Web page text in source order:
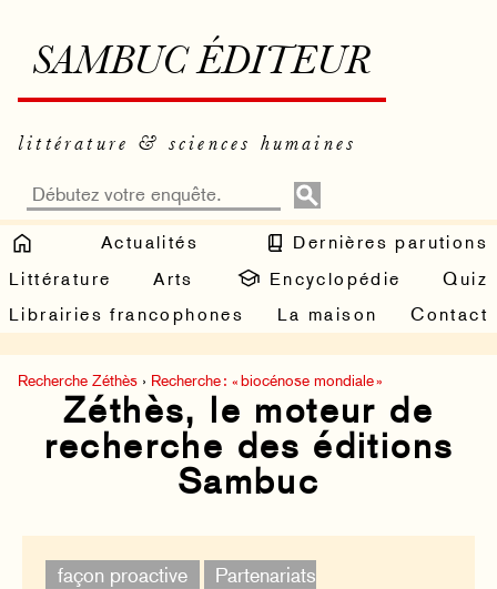
SAMBUC ÉDITEUR
littérature & sciences humaines
Actualités
Dernières parutions
Littérature
Arts Encyclopédie
Quiz
Librairies francophones
La maison Contact
Recherche Zéthès › Recherche : « biocénose mondiale »
Zéthès, le moteur de
recherche des éditions
Sambuc
façon proactive
Partenariats